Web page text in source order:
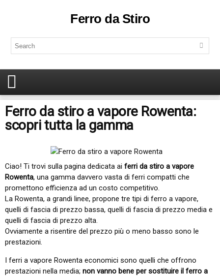
Ferro da Stiro
Ferro da stiro a vapore Rowenta:
scopri tutta la gamma
Ciao! Ti trovi sulla pagina dedicata ai ferri da stiro a vapore
Rowenta, una gamma davvero vasta di ferri compatti che
promettono efficienza ad un costo competitivo.
La Rowenta, a grandi linee, propone tre tipi di ferro a vapore,
quelli di fascia di prezzo bassa, quelli di fascia di prezzo media e
quelli di fascia di prezzo alta.
Ovviamente a risentire del prezzo più o meno basso sono le
prestazioni.
I ferri a vapore Rowenta economici sono quelli che offrono
prestazioni nella media; non vanno bene per sostituire il ferro a